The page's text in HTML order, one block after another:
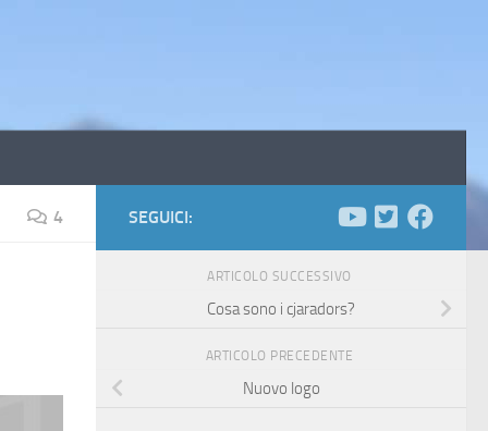
4 SEGUICI:
ARTICOLO SUCCESSIVO
Cosa sono i cjaradors?
ARTICOLO PRECEDENTE
Nuovo logo